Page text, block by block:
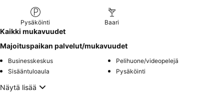
Pysäköinti Baari
Kaikki mukavuudet
Majoituspaikan palvelut/mukavuudet
Businesskeskus
Pelihuone/videopelejä
Sisääntuloaula
Pysäköinti
Näytä lisää